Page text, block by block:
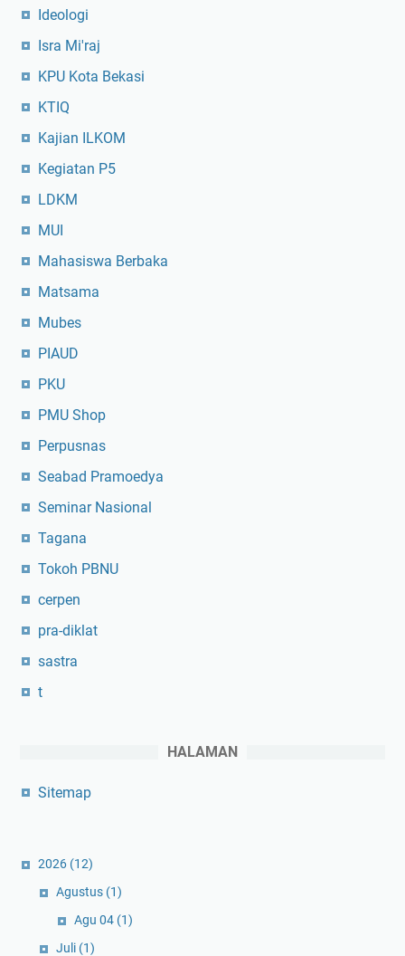
Ideologi
Isra Mi'raj
KPU Kota Bekasi
KTIQ
Kajian ILKOM
Kegiatan P5
LDKM
MUI
Mahasiswa Berbaka
Matsama
Mubes
PIAUD
PKU
PMU Shop
Perpusnas
Seabad Pramoedya
Seminar Nasional
Tagana
Tokoh PBNU
cerpen
pra-diklat
sastra
t
HALAMAN
Sitemap
2026 (12)
Agustus (1)
Agu 04 (1)
Juli (1)